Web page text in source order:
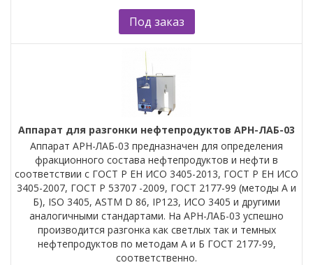
Под заказ
Аппарат для разгонки нефтепродуктов АРН-ЛАБ-03
Аппарат АРН-ЛАБ-03 предназначен для определения
фракционного состава нефтепродуктов и нефти в
соответствии с ГОСТ Р ЕН ИСО 3405-2013, ГОСТ Р ЕН ИСО
3405-2007, ГОСТ Р 53707 -2009, ГОСТ 2177-99 (методы А и
Б), ISO 3405, ASTM D 86, IP123, ИСО 3405 и другими
аналогичными стандартами. На АРН-ЛАБ-03 успешно
производится разгонка как светлых так и темных
нефтепродуктов по методам А и Б ГОСТ 2177-99,
соответственно.